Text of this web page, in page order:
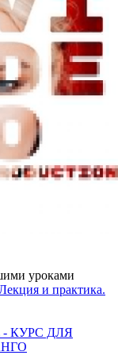
уроками
и практика.
- КУРС ДЛЯ